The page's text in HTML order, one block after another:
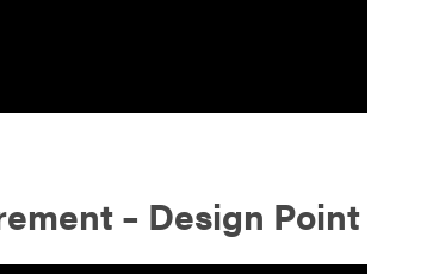
– Design Point